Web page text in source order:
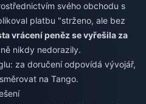
svého obchodu s
platbu "strženo, ale bez
vrácení peněz se vyřešila za
nikdy nedorazily.
za doručení odpovídá vývojář,
na Tango.